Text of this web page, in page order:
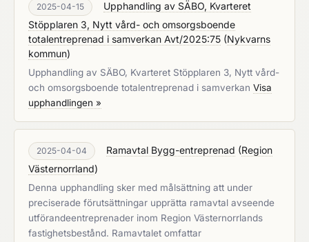
2025-04-15
Upphandling av SÄBO, Kvarteret
Stöpplaren 3, Nytt vård- och omsorgsboende
totalentreprenad i samverkan Avt/2025:75 (Nykvarns
kommun)
Upphandling av SÄBO, Kvarteret Stöpplaren 3, Nytt vård-
och omsorgsboende totalentreprenad i samverkan Visa
upphandlingen »
2025-04-04 Ramavtal Bygg-entreprenad (Region
Västernorrland)
Denna upphandling sker med målsättning att under
preciserade förutsättningar upprätta ramavtal avseende
utförandeentreprenader inom Region Västernorrlands
fastighetsbestånd. Ramavtalet omfattar